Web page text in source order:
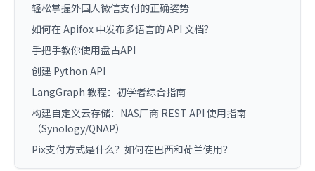
轻松掌握外国人微信支付的正确姿势
如何在 Apifox 中发布多语言的 API 文档？
手把手教你使用盘古API
创建 Python API
LangGraph 教程：初学者综合指南
构建自定义云存储：NAS厂商 REST API 使用指南
（Synology/QNAP）
Pix支付方式是什么？如何在巴西和荷兰使用？